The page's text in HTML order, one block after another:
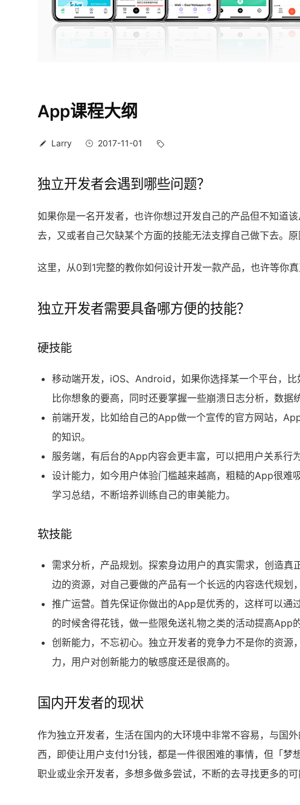
App课程大纲
Larry 2017-11-01
独立开发者会遇到哪些问题？
如果你是一名开发者，也许你想过开发自己的产品但不知道
去，又或者自己欠缺某个方面的技能无法支撑自己做下去。
这里，从0到1完整的教你如何设计开发一款产品，也许等你
独立开发者需要具备哪方便的技能？
硬技能
移动端开发，iOS、Android，如果你选择某一个平台，
比你想象的要高，同时还要掌握一些崩溃日志分析，数据
前端开发，比如给自己的App做一个宣传的官方网站，
的知识。
服务端，有后台的App内容会更丰富，可以把用户关系行
设计能力，如今用户体验门槛越来越高，粗糙的App很难
学习总结，不断培养训练自己的审美能力。
软技能
需求分析，产品规划。探索身边用户的真实需求，创造
边的资源，对自己要做的产品有一个长远的内容迭代规划
推广运营。首先保证你做出的App是优秀的，这样可以通
的时候舍得花钱，做一些限免送礼物之类的活动提高App
创新能力，不忘初心。独立开发者的竞争力不是你的资
力，用户对创新能力的敏感度还是很高的。
国内开发者的现状
作为独立开发者，生活在国内的大环境中非常不容易，与国
西，即使让用户支付1分钱，都是一件很困难的事情，但「
职业或业余开发者，多想多做多尝试，不断的去寻找更多的